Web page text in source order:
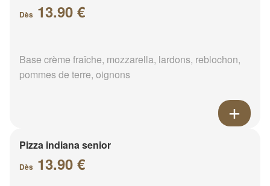
Dès 13.90 €
Base crème fraîche, mozzarella, lardons, reblochon,
pommes de terre, oignons
Pizza indiana senior
Dès 13.90 €